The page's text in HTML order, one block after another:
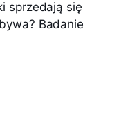
sprzedają się
Badanie